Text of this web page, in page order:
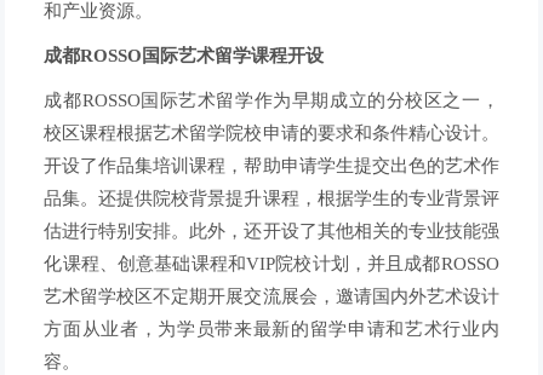
和产业资源。
成都ROSSO国际艺术留学课程开设
成都ROSSO国际艺术留学作为早期成立的分校区之一，
校区课程根据艺术留学院校申请的要求和条件精心设计。
开设了作品集培训课程，帮助申请学生提交出色的艺术作
品集。还提供院校背景提升课程，根据学生的专业背景评
估进行特别安排。此外，还开设了其他相关的专业技能强
化课程、创意基础课程和VIP院校计划，并且成都ROSSO
艺术留学校区不定期开展交流展会，邀请国内外艺术设计
方面从业者，为学员带来最新的留学申请和艺术行业内
容。